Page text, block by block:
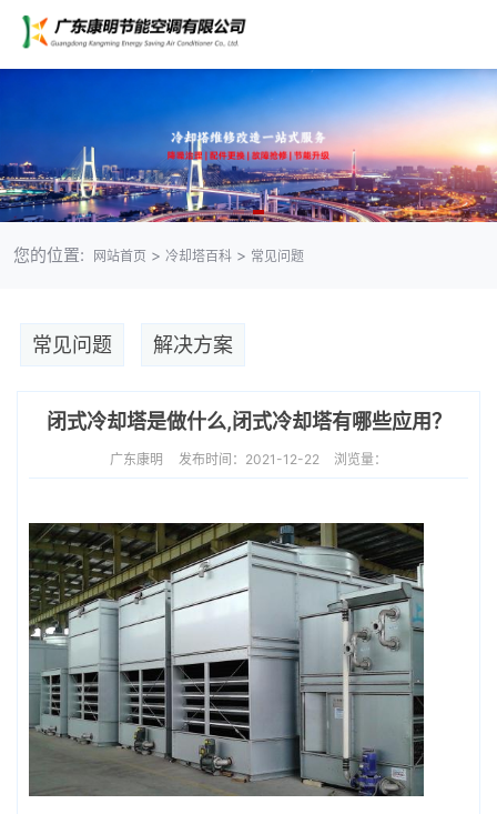
您的位置: 网站首页 > 冷却塔百科> 常见问题
常见问题 解决方案
闭式冷却塔是做什么,闭式冷却塔有哪些应用？
广东康明 发布时间：2021-12-22 浏览量：